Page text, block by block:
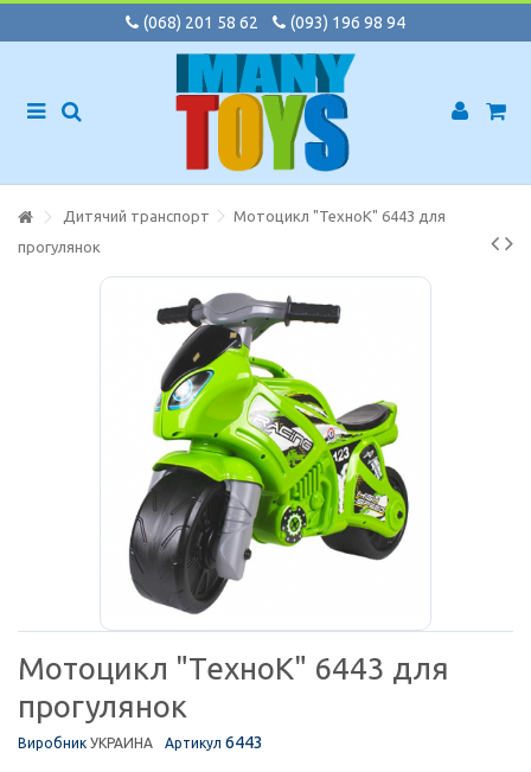
(068) 201 58 62 (093) 196 98 94
Дитячий транспорт
Мотоцикл "ТехноК" 6443 для
прогулянок
Мотоцикл "ТехноК" 6443 для
прогулянок
Виробник УКРАИНА Артикул 6443